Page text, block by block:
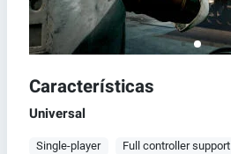
Características
Universal
Single-player Full controller support